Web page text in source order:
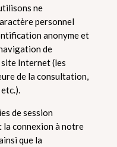
ne
personnel
anonyme et
de
Internet (les
de la consultation,
de session
connexion à notre
que la